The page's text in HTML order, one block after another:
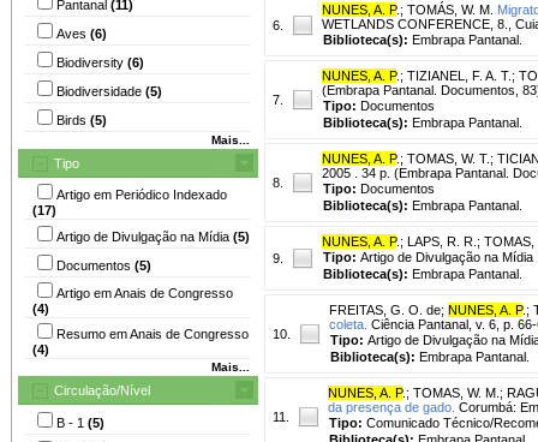
Pantanal (11)
Aves (6)
Biodiversity (6)
Biodiversidade (5)
Birds (5)
Mais...
Tipo
Artigo em Periódico Indexado
(17)
Artigo de Divulgação na Mídia (5)
Documentos (5)
Artigo em Anais de Congresso
(4)
Resumo em Anais de Congresso
(4)
Mais...
Circulação/Nível
B - 1 (5)
6.
NUNES, A. P. ; TOMÁS, W. M.
WETLANDS CONFERENCE, 8.,
Biblioteca(s): Embrapa Pantanal.
7.
NUNES, A. P. ; TIZIANEL, F. A. T. ;
(Embrapa Pantanal. Documentos,
Tipo: Documentos
Biblioteca(s): Embrapa Pantanal.
8.
NUNES, A. P. ; TOMAS, W. T. ;
2005 . 34 p. (Embrapa Pantanal.
Tipo: Documentos
Biblioteca(s): Embrapa Pantanal.
9.
NUNES, A. P. ; LAPS, R. R. ; TOMAS,
Tipo: Artigo de Divulgação na Mídia
Biblioteca(s): Embrapa Pantanal.
10.
FREITAS, G. O. de; NUNES, A. P. ;
coleta. Ciência Pantanal, v. 6, p.
Tipo: Artigo de Divulgação na
Biblioteca(s): Embrapa Pantanal.
11.
NUNES, A. P. ; TOMAS, W. M. ;
da presença de gado. Corumbá:
Tipo: Comunicado Técnico/
Biblioteca(s): Embrapa Pantanal.